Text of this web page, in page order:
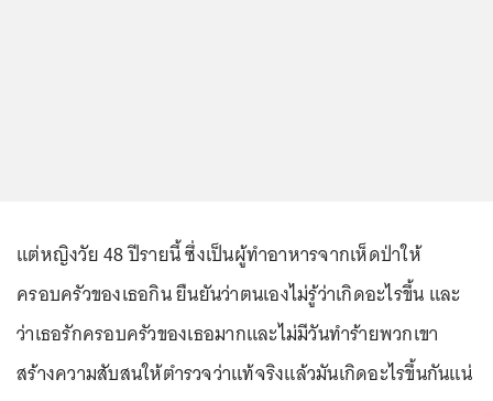
แต่หญิงวัย 48 ปีรายนี้ ซึ่งเป็นผู้ทำอาหารจากเห็ดป่าให้
ครอบครัวของเธอกิน ยืนยันว่าตนเองไม่รู้ว่าเกิดอะไรขึ้น และ
ว่าเธอรักครอบครัวของเธอมากและไม่มีวันทำร้ายพวกเขา
สร้างความสับสนให้ตำรวจว่าแท้จริงแล้วมันเกิดอะไรขึ้นกันแน่